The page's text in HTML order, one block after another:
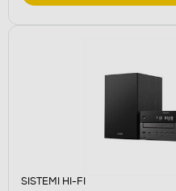
SISTEMI HI-FI